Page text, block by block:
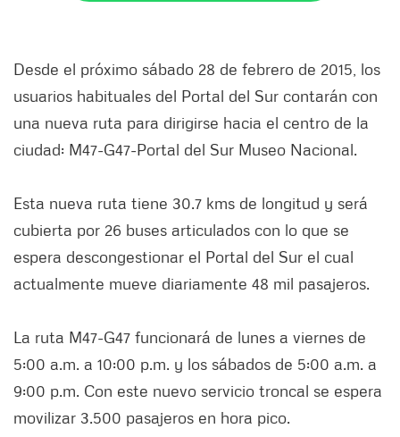
Desde el próximo sábado 28 de febrero de 2015, los
usuarios habituales del Portal del Sur contarán con
una nueva ruta para dirigirse hacia el centro de la
ciudad: M47-G47-Portal del Sur Museo Nacional.
Esta nueva ruta tiene 30.7 kms de longitud y será
cubierta por 26 buses articulados con lo que se
espera descongestionar el Portal del Sur el cual
actualmente mueve diariamente 48 mil pasajeros.
La ruta M47-G47 funcionará de lunes a viernes de
5:00 a.m. a 10:00 p.m. y los sábados de 5:00 a.m. a
9:00 p.m. Con este nuevo servicio troncal se espera
movilizar 3.500 pasajeros en hora pico.